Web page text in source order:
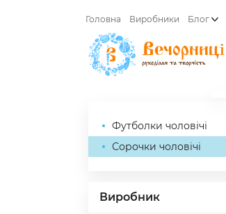
Головна Виробники Блог
Футболки чоловічі
Сорочки чоловічі
Виробник